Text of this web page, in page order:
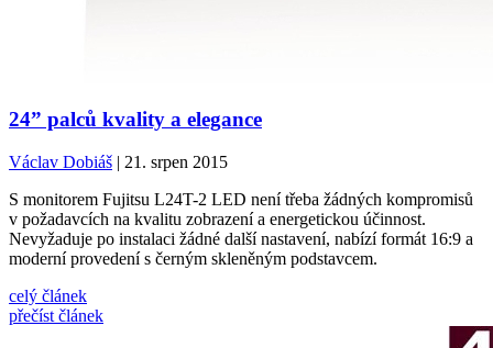
24” palců kvality a elegance
Václav Dobiáš | 21. srpen 2015
S monitorem Fujitsu L24T-2 LED není třeba žádných kompromisů
v požadavcích na kvalitu zobrazení a energetickou účinnost.
Nevyžaduje po instalaci žádné další nastavení, nabízí formát 16:9 a
moderní provedení s černým skleněným podstavcem.
celý článek
přečíst článek